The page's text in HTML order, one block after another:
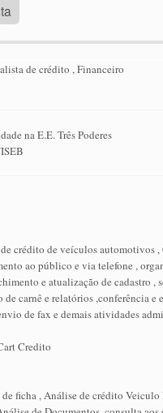
de crédito , Financeiro
na E.E. Três Poderes
crédito de veículos automotivos ,
ao público e via telefone ,
e atualização de cadastro ,
carnê e relatórios ,conferência e
de fax e demais atividades
Credito
ficha , Análise de crédito Veiculo